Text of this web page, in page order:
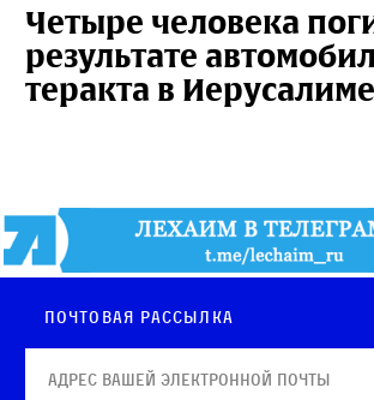
Четыре человека
результате
теракта в Иерусалиме
Почтовая рассылка